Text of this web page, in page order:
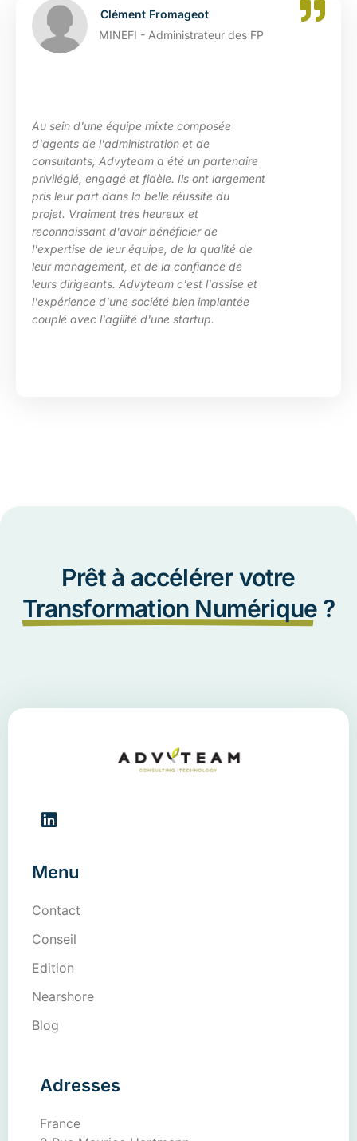
Clément Fromageot
MINEFI - Administrateur des FP
Au sein d'une équipe mixte composée
d'agents de l'administration et de
consultants, Advyteam a été un partenaire
privilégié, engagé et fidèle. Ils ont largement
pris leur part dans la belle réussite du
projet. Vraiment très heureux et
reconnaissant d'avoir bénéficier de
l'expertise de leur équipe, de la qualité de
leur management, et de la confiance de
leurs dirigeants. Advyteam c'est l'assise et
l'expérience d'une société bien implantée
couplé avec l'agilité d'une startup.
Prêt à accélérer votre
Transformation Numérique ?
Menu
Contact
Conseil
Edition
Nearshore
Blog
Adresses
France